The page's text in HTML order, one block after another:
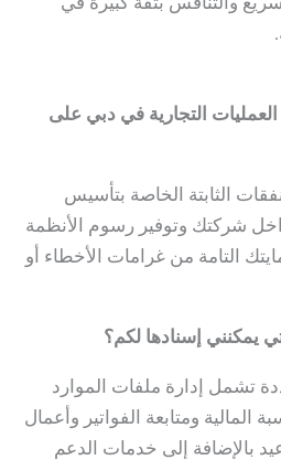
التجارية في دبي على
الثابتة الخاصة بتأسيس
شركتك وتوفير رسوم الأنظمة
التامة من غرامات الأخطاء أو
يمكنني إسنادها لكم؟
تشمل إدارة ملفات الموارد
المالية ومتابعة الفواتير وأعمال
بالإضافة إلى خدمات الدعم